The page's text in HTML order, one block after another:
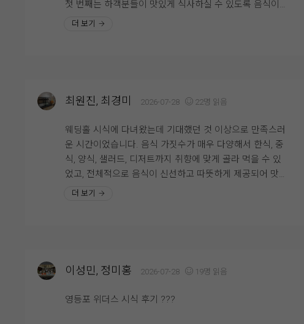
전체적으로 어두운 홀 성격이 강해서 호텔식 웨딩이나 클
래식한 분위기를 선호하시는 분들께 찰떡일 것 같아요.
습니다.
만족도가 가장 높은 맛있는 뷔페식으로 제공됩니다. 음식
가짓수도 많고 실시간으로 조리되는 즉석 음들이 많아서
음식 퀄리티 걱정은 안 해도 되겠더라고요. 교통편도 5호
선 영등포시장역 4번 출구에서 도보 1~3분 거리라 너무 편
리해서 마음에 쏙 들었어요. 추가로 한복과 메이크업 샵이
첫 번째는 하객분들이 맛있게 식사하실 수 있도록 음식이
맛있을 것, 두 번째는 예랑이가 키가 큰 편이라 답답한 느낌
위기도 고급스럽고 밝은 느낌이라 첫인상부터 좋았고, 동
생각이 들었습니다. 여러 곳을 비교해 본 끝에 가장 만족스
러운 곳이라 망설임 없이 계약하게 되었고, 결혼식 당일도
정말 기대되고 있습니다.
더 보기
최원진, 최경미 2026-07-28 22명 읽음
웨딩홀 시식에 다녀왔는데 기대했던 것 이상으로 만족스러
운 시간이었습니다. 음식 가짓수가 매우 다양해서 한식, 중
식, 양식, 샐러드, 디저트까지 취향에 맞게 골라 먹을 수 있
었고, 전체적으로 음식이 신선하고 따뜻하게 제공되어 맛
있게 즐길 수 있었습니다. 특히 메인 요리의 맛과 퀄리티가
고 세심했습니다. 홀 내부도 깔끔하게 관리되어 있어 식사
하는 동안 쾌적한 분위기를 느낄 수 있었습니다. 결혼식 당
아 더욱 기대가 되었고, 전반적으로 음식과 서비스 모두 만
더 보기
이성민, 정미홍 2026-07-28 19명 읽음
영등포 위더스 시식 후기 ???